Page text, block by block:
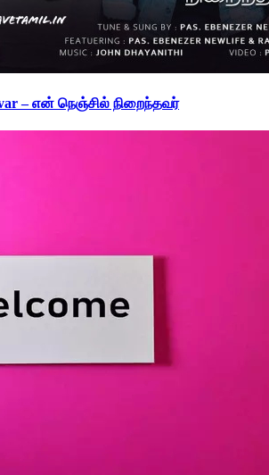
– என் நெஞ்சில் நிறைந்தவர்